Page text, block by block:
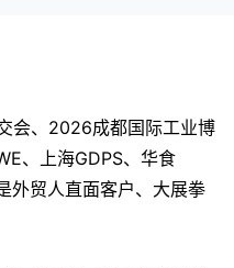
会、2026成都国际工业博
、上海GDPS、华食
外贸人直面客户、大展拳